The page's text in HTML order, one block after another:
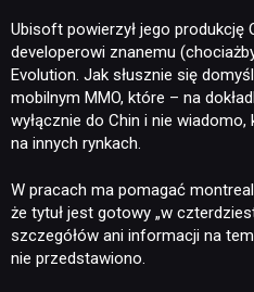
Ubisoft powierzył jego produkcję
developerowi znanemu
Evolution. Jak słusznie się
mobilnym MMO, które – na
wyłącznie do Chin i nie
na innych rynkach.
W pracach ma pomagać
że tytuł jest gotowy „w
szczegółów ani informacji na
nie przedstawiono.